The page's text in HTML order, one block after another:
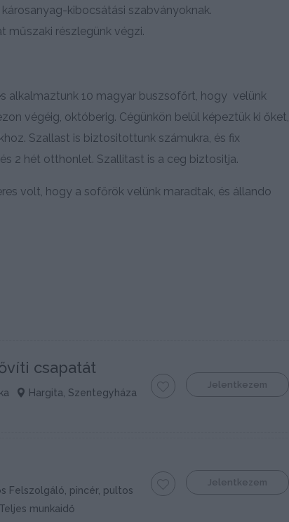
kibocsátási szabványoknak.
műszaki részlegünk végzi.
alkalmaztunk 10 magyar buszsofőrt, hogy velünk
végéig, októberig. Cégünkön belül képeztük ki őket,
Szallast is biztositottunk számukra, és fix
2 hét otthonlet. Szallitast is a ceg biztositja.
volt, hogy a sofőrök velünk maradtak, és állando
csapatát
Hargita, Szentegyháza
Jelentkezem
Felszolgáló, pincér, pultos
Teljes munkaidő
Jelentkezem